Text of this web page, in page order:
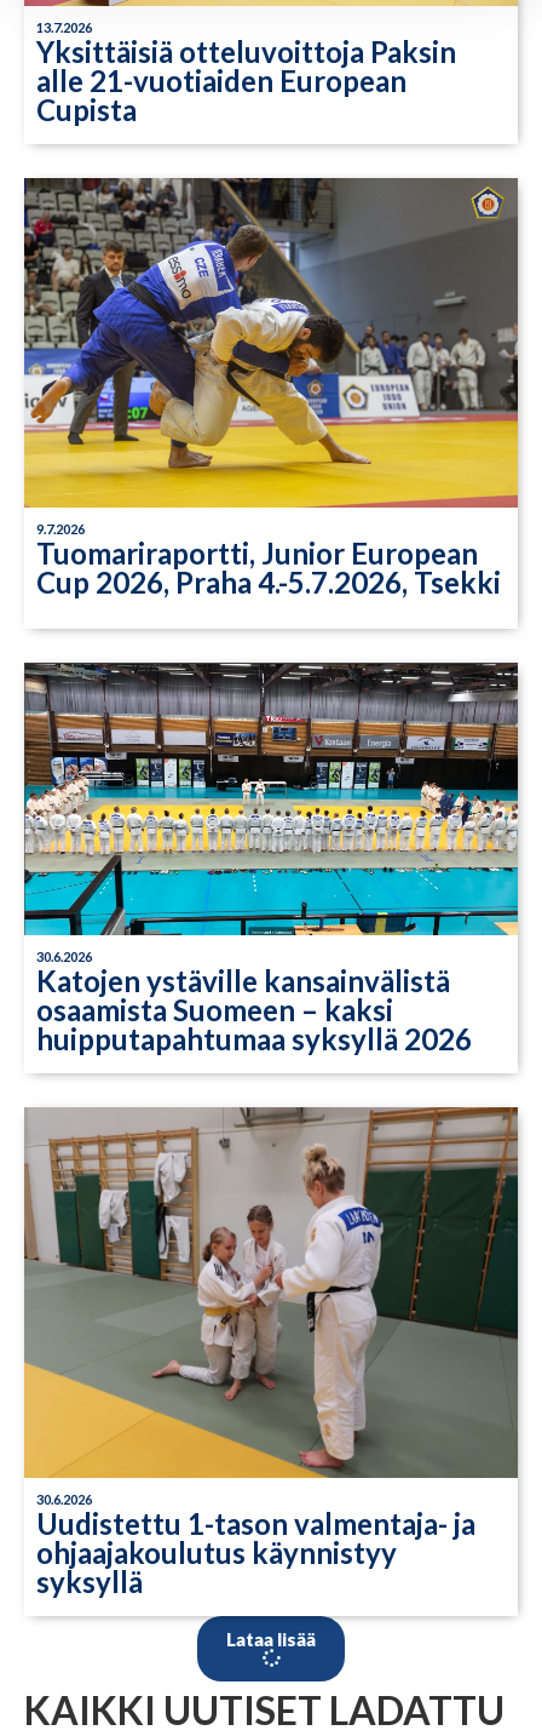
13.7.2026
Yksittäisiä otteluvoittoja Paksin
alle 21-vuotiaiden European
Cupista
9.7.2026
Tuomariraportti, Junior European
Cup 2026, Praha 4.-5.7.2026, Tsekki
30.6.2026
Katojen ystäville kansainvälistä
osaamista Suomeen – kaksi
huipputapahtumaa syksyllä 2026
30.6.2026
Uudistettu 1-tason valmentaja- ja
ohjaajakoulutus käynnistyy
syksyllä
Lataa lisää
KAIKKI UUTISET LADATTU